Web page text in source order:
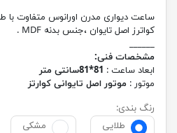
ساعت دیواری مدرن اورانوس متفاوت با
کواترز اصل تایوان ،جنس بدنه MDF .
______
مشخصات فنی:
ابعاد ساعت : 81*81سانتی متر
موتور : موتور اصل تایوانی کوارتز
رنگ بندی:
طلایی
مشکی